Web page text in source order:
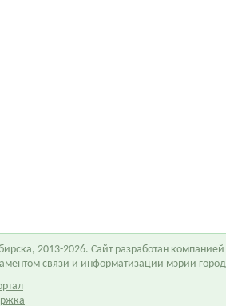
2013-2026. Сайт разработан компанией
связи и информатизации мэрии